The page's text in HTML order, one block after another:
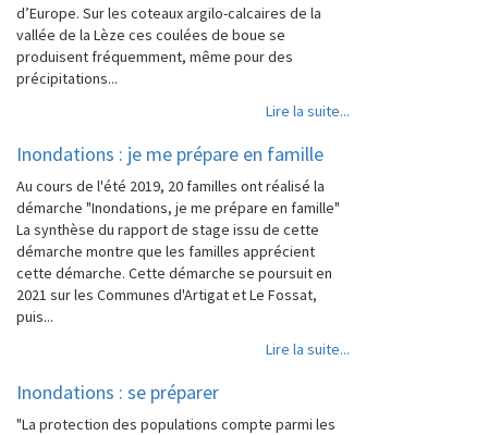
d’Europe. Sur les coteaux argilo-calcaires de la
vallée de la Lèze ces coulées de boue se
produisent fréquemment, même pour des
précipitations...
Lire la suite...
Inondations : je me prépare en famille
Au cours de l'été 2019, 20 familles ont réalisé la
démarche "Inondations, je me prépare en famille"
La synthèse du rapport de stage issu de cette
démarche montre que les familles apprécient
cette démarche. Cette démarche se poursuit en
2021 sur les Communes d'Artigat et Le Fossat,
puis...
Lire la suite...
Inondations : se préparer
"La protection des populations compte parmi les